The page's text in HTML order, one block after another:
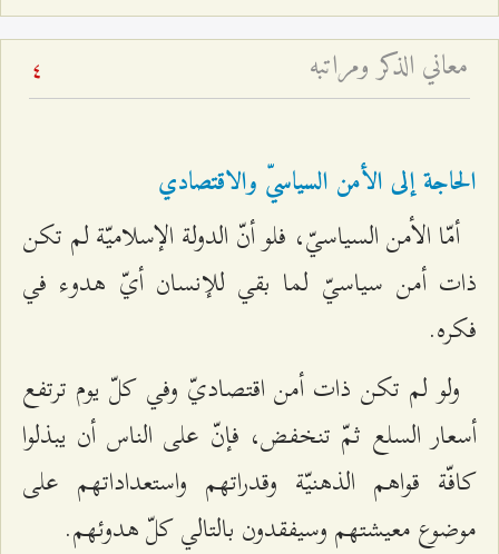
معاني الذكر ومراتبه 4
الحاجة إلى الأمن السياسيّ والاقتصادي
أمّا الأمن السياسيّ، فلو أنّ الدولة الإسلاميّة لم تكن
ذات أمن سياسيّ لما بقي للإنسان أيّ هدوء في
فكره.
ولو لم تكن ذات أمن اقتصاديّ وفي كلّ يوم ترتفع
أسعار السلع ثمّ تنخفض، فإنّ على الناس أن يبذلوا
كافّة قواهم الذهنيّة وقدراتهم واستعداداتهم على
موضوع معيشتهم وسيفقدون بالتالي كلّ هدوئهم.